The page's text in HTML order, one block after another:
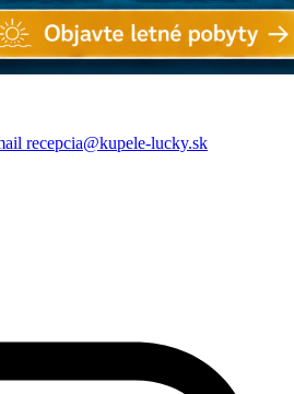
recepcia@kupele-lucky.sk